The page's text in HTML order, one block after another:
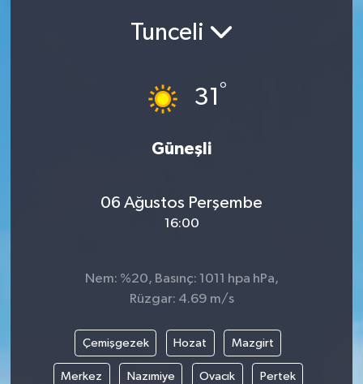
Tunceli
31 °
Güneşli
06 Ağustos Perşembe
16:00
Nem: %20, Basınç: 1011 hpa hPa,
Rüzgar: 4.69 m/s
Çemişgezek Hozat Mazgirt
Merkez Nazımiye Ovacık Pertek